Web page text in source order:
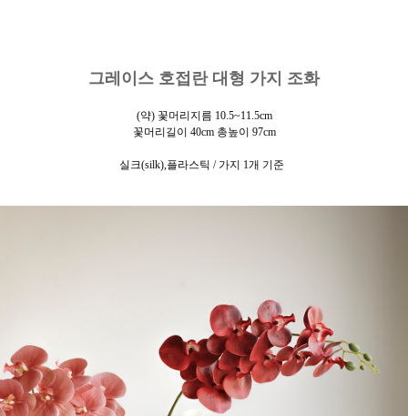
그레이스 호접란 대형 가지 조화
(약) 꽃머리지름 10.5~11.5cm
꽃머리길이 40cm 총높이 97cm
실크(silk),플라스틱 / 가지 1개 기준